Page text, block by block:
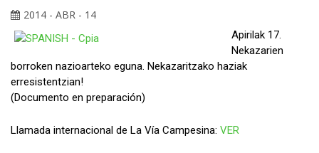
2014 - ABR - 14
Apirilak 17.
Nekazarien
borroken nazioarteko eguna. Nekazaritzako haziak
erresistentzian!
(Documento en preparación)
Llamada internacional de La Vía Campesina: VER